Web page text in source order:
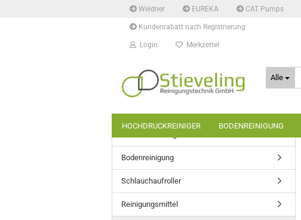
Weidner EUREKA CAT Pumps
Kundenrabatt nach Registrierung
Login Merkzettel
Alle
HOCHDRUCKREINIGER BODENREINIGUNG
Bodenreinigung
Schlauchaufroller
Reinigungsmittel